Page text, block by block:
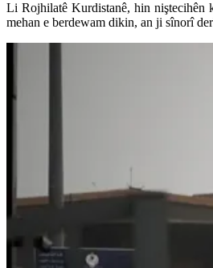
Li Rojhilatê Kurdistanê, hin niştecihên
mehan e berdewam dikin, an ji sînorî